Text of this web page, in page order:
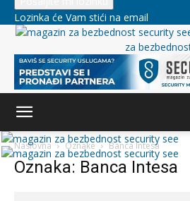
Lozinka će Vam stići na email
za
Naslovna Oznake Banca Intesa
Oznaka: Banca Intesa